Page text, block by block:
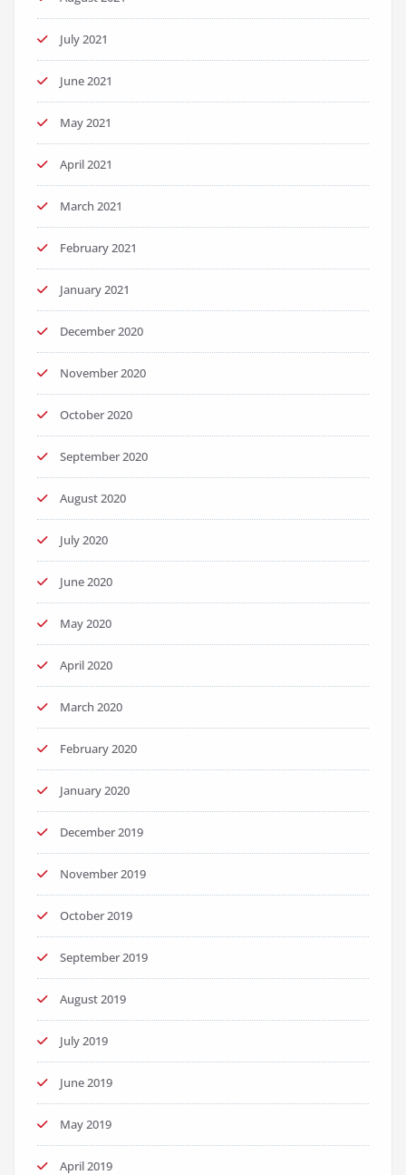
July 2021
June 2021
May 2021
April 2021
March 2021
February 2021
January 2021
December 2020
November 2020
October 2020
September 2020
August 2020
July 2020
June 2020
May 2020
April 2020
March 2020
February 2020
January 2020
December 2019
November 2019
October 2019
September 2019
August 2019
July 2019
June 2019
May 2019
April 2019